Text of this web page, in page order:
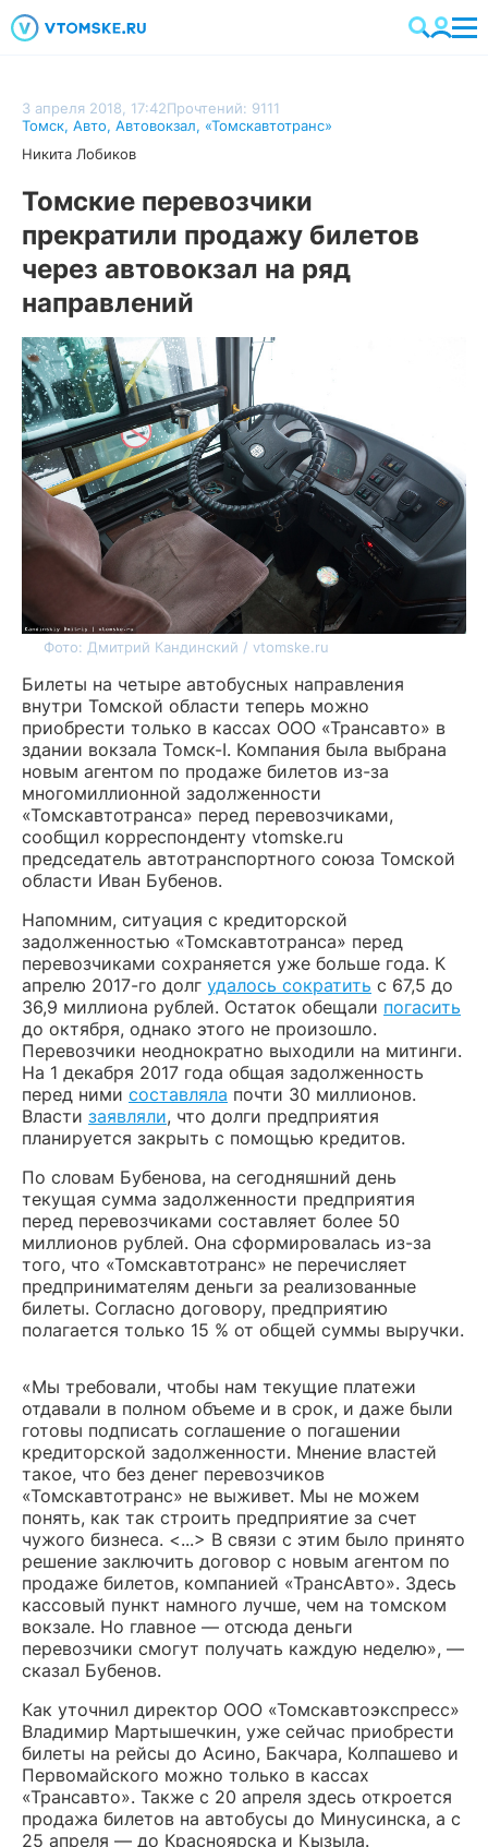
3 апреля 2018, 17:42Прочтений: 9111
Томск, Авто, Автовокзал, «Томскавтотранс»
Никита Лобиков
Томские перевозчики
прекратили продажу билетов
через автовокзал на ряд
направлений
Фото: Дмитрий Кандинский / vtomske.ru
Билеты на четыре автобусных направления
внутри Томской области теперь можно
приобрести только в кассах ООО «Трансавто» в
здании вокзала Томск-I. Компания была выбрана
новым агентом по продаже билетов из-за
многомиллионной задолженности
«Томскавтотранса» перед перевозчиками,
сообщил корреспонденту vtomske.ru
председатель автотранспортного союза Томской
области Иван Бубенов.
Напомним, ситуация с кредиторской
задолженностью «Томскавтотранса» перед
перевозчиками сохраняется уже больше года. К
апрелю 2017-го долг удалось сократить с 67,5 до
36,9 миллиона рублей. Остаток обещали погасить
до октября, однако этого не произошло.
Перевозчики неоднократно выходили на митинги.
На 1 декабря 2017 года общая задолженность
перед ними составляла почти 30 миллионов.
Власти заявляли, что долги предприятия
планируется закрыть с помощью кредитов.
По словам Бубенова, на сегодняшний день
текущая сумма задолженности предприятия
перед перевозчиками составляет более 50
миллионов рублей. Она сформировалась из-за
того, что «Томскавтотранс» не перечисляет
предпринимателям деньги за реализованные
билеты. Согласно договору, предприятию
полагается только 15 % от общей суммы выручки.
«Мы требовали, чтобы нам текущие платежи
отдавали в полном объеме и в срок, и даже были
готовы подписать соглашение о погашении
кредиторской задолженности. Мнение властей
такое, что без денег перевозчиков
«Томскавтотранс» не выживет. Мы не можем
понять, как так строить предприятие за счет
чужого бизнеса. <...> В связи с этим было принято
решение заключить договор с новым агентом по
продаже билетов, компанией «ТрансАвто». Здесь
кассовый пункт намного лучше, чем на томском
вокзале. Но главное — отсюда деньги
перевозчики смогут получать каждую неделю», —
сказал Бубенов.
Как уточнил директор ООО «Томскавтоэкспресс»
Владимир Мартышечкин, уже сейчас приобрести
билеты на рейсы до Асино, Бакчара, Колпашево и
Первомайского можно только в кассах
«Трансавто». Также с 20 апреля здесь откроется
продажа билетов на автобусы до Минусинска, а с
25 апреля — до Красноярска и Кызыла.